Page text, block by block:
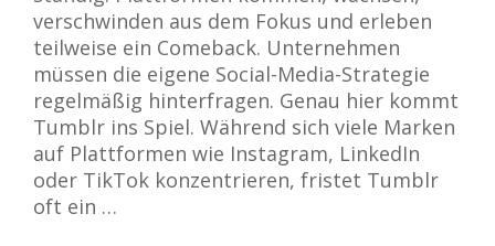
verschwinden aus dem Fokus und erleben
teilweise ein Comeback. Unternehmen
müssen die eigene Social-Media-Strategie
regelmäßig hinterfragen. Genau hier kommt
Tumblr ins Spiel. Während sich viele Marken
auf Plattformen wie Instagram, LinkedIn
oder TikTok konzentrieren, fristet Tumblr
oft ein …